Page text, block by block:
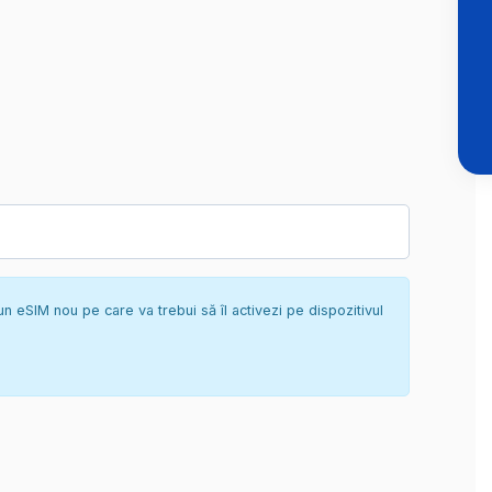
eSIM nou pe care va trebui să îl activezi pe dispozitivul